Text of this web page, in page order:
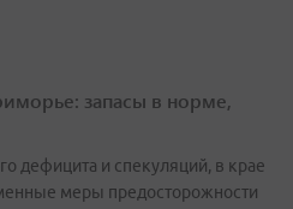
запасы в норме,
дефицита и спекуляций, в крае
меры предосторожности